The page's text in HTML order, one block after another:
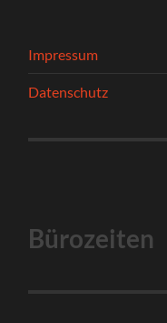
Impressum
Datenschutz
Bürozeiten